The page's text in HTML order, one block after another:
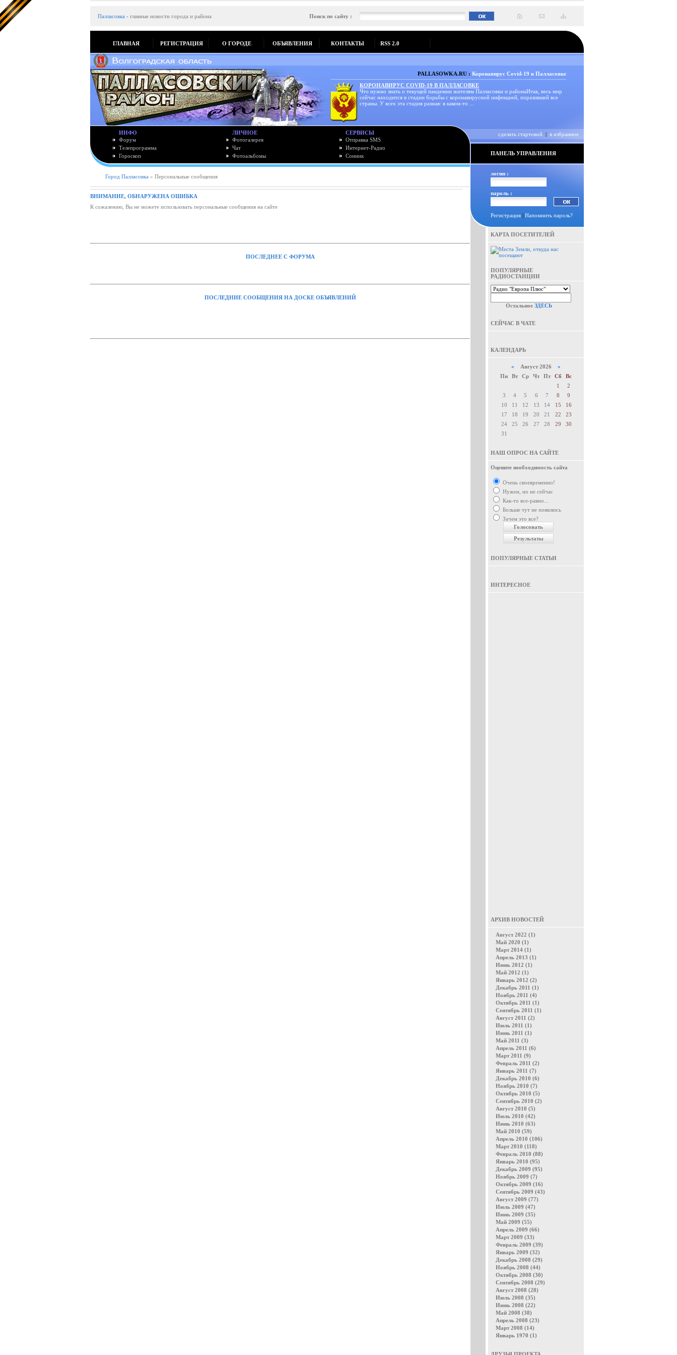
Палласовка - главные новости города и района Поиск по сайту :
ГЛАВНАЯ РЕГИСТРАЦИЯ О ГОРОДЕ ОБЪЯВЛЕНИЯ КОНТАКТЫ RSS 2.0
PALLASOWKA.RU : Коронавирус Covid-19 в Палласовке
КОРОНАВИРУС COVID-19 В ПАЛЛАСОВКЕ
Что нужно знать о текущей пандемии жителям Палласовки и районаИтак, весь мир
сейчас находится в стадии борьбы с коронавирусной инфекцией, поразившей все
страны. У всех эта стадия разная: в каком-то ...
ИНФО
Форум
Телепрограмма
Гороскоп
ЛИЧНОЕ
Фотогалерея
Чат
Фотоальбомы
СЕРВИСЫ
Отправка SMS
Интернет-Радио
Сонник
сделать стартовой | в избранное
ПАНЕЛЬ УПРАВЛЕНИЯ
Город Палласовка » Персональные сообщения
ВНИМАНИЕ, ОБНАРУЖЕНА ОШИБКА
К сожалению, Вы не можете использовать персональные сообщения на сайте
ПОСЛЕДНЕЕ С ФОРУМА
ПОСЛЕДНИЕ СООБЩЕНИЯ НА ДОСКЕ ОБЪЯВЛЕНИЙ
логин :
пароль :
Регистрация | Напомнить пароль?
КАРТА ПОСЕТИТЕЛЕЙ
ПОПУЛЯРНЫЕ
РАДИОСТАНЦИИ
Остальное ЗДЕСЬ
СЕЙЧАС В ЧАТЕ
КАЛЕНДАРЬ
« Август 2026 »
Пн
Вт Ср Чт Пт Сб
Вс
1
2
3
4 5 6 7 8
9
10
11 12 13 14 15
16
17
18 19 20 21 22
23
24
25 26 27 28 29
30
31
НАШ ОПРОС НА САЙТЕ
Оцените необходимость сайта
Очень своевременно!
Нужен, но не сейчас
Как-то все-равно...
Больше тут не появлюсь
Зачем это все?
ПОПУЛЯРНЫЕ СТАТЬИ
ИНТЕРЕСНОЕ
АРХИВ НОВОСТЕЙ
Август 2022 (1)
Май 2020 (1)
Март 2014 (1)
Апрель 2013 (1)
Июнь 2012 (1)
Май 2012 (1)
Январь 2012 (2)
Декабрь 2011 (1)
Ноябрь 2011 (4)
Октябрь 2011 (1)
Сентябрь 2011 (1)
Август 2011 (2)
Июль 2011 (1)
Июнь 2011 (1)
Май 2011 (3)
Апрель 2011 (6)
Март 2011 (9)
Февраль 2011 (2)
Январь 2011 (7)
Декабрь 2010 (6)
Ноябрь 2010 (7)
Октябрь 2010 (5)
Сентябрь 2010 (2)
Август 2010 (5)
Июль 2010 (42)
Июнь 2010 (63)
Май 2010 (59)
Апрель 2010 (106)
Март 2010 (118)
Февраль 2010 (88)
Январь 2010 (95)
Декабрь 2009 (95)
Ноябрь 2009 (7)
Октябрь 2009 (16)
Сентябрь 2009 (43)
Август 2009 (77)
Июль 2009 (47)
Июнь 2009 (35)
Май 2009 (55)
Апрель 2009 (66)
Март 2009 (33)
Февраль 2009 (39)
Январь 2009 (32)
Декабрь 2008 (29)
Ноябрь 2008 (44)
Октябрь 2008 (30)
Сентябрь 2008 (29)
Август 2008 (28)
Июль 2008 (35)
Июнь 2008 (22)
Май 2008 (38)
Апрель 2008 (23)
Март 2008 (14)
Январь 1970 (1)